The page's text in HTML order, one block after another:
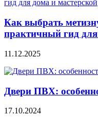
Как выбрать
практичный гид
11.12.2025
Двери ПВХ:
17.10.2024